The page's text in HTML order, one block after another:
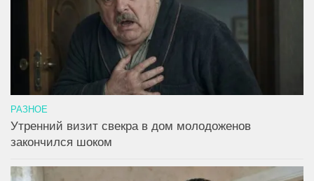
РАЗНОЕ
Утренний визит свекра в дом молодоженов
закончился шоком